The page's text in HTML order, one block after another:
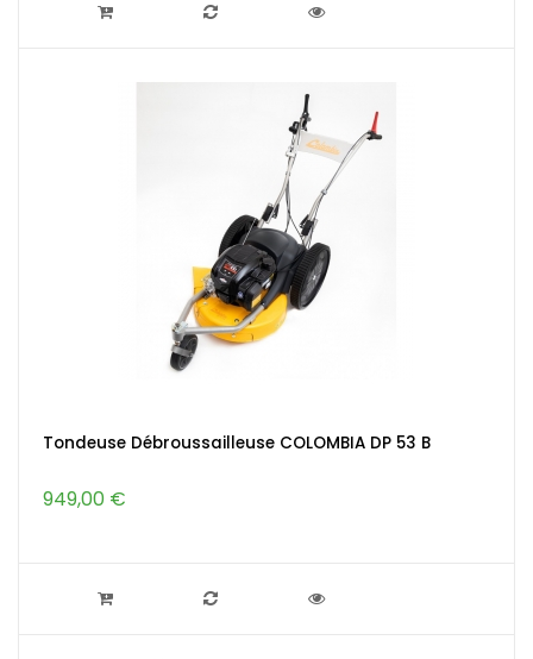
Tondeuse Débroussailleuse COLOMBIA DP 53 B
949,00 €